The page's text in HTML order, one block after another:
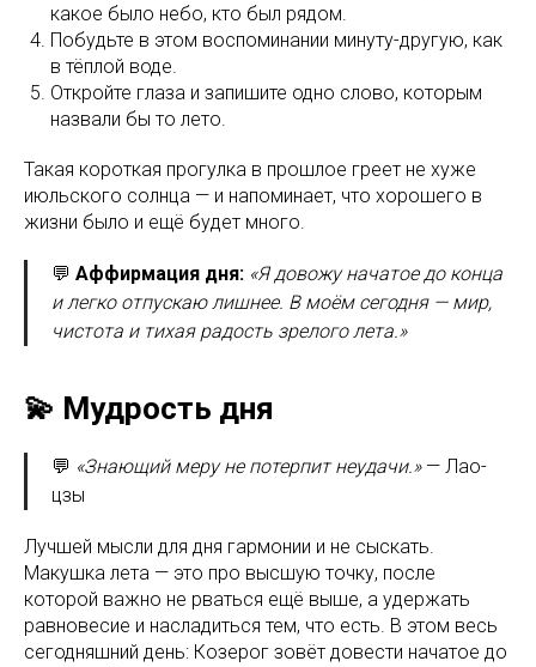
какое было небо, кто был рядом.
Побудьте в этом воспоминании минуту-другую, как
в тёплой воде.
Откройте глаза и запишите одно слово, которым
назвали бы то лето.
Такая короткая прогулка в прошлое греет не хуже
июльского солнца — и напоминает, что хорошего в
жизни было и ещё будет много.
💬 Аффирмация дня: «Я довожу начатое до конца
и легко отпускаю лишнее. В моём сегодня — мир,
чистота и тихая радость зрелого лета.»
💫 Мудрость дня
💬 «Знающий меру не потерпит неудачи.»— Лао-
цзы
Лучшей мысли для дня гармонии и не сыскать.
Макушка лета — это про высшую точку, после
которой важно не рваться ещё выше, а удержать
равновесие и насладиться тем, что есть. В этом весь
сегодняшний день: Козерог зовёт довести начатое до